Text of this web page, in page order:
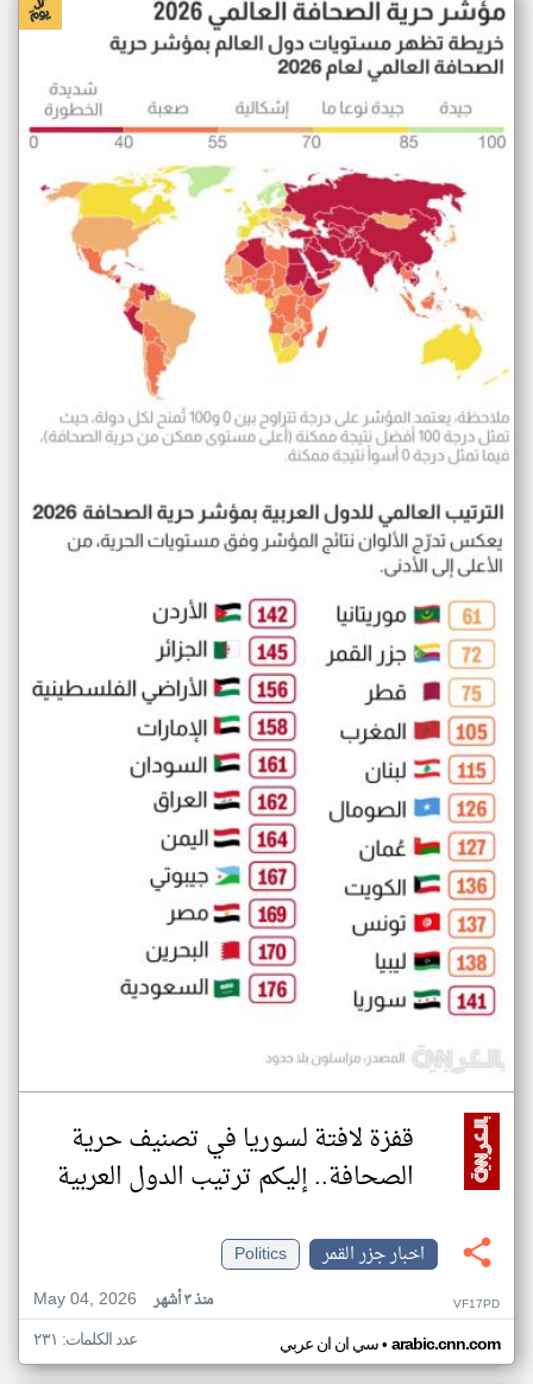
قفزة لافتة لسوريا في تصنيف حرية
الصحافة.. إليكم ترتيب الدول العربية
اخبار جزر القمر
Politics
May 04, 2026
منذ ٣ أشهر VF17PD
سي ان ان عربي• arabic.cnn.com عدد الكلمات: ٢٣١